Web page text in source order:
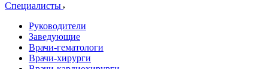
Специалисты
Руководители
Заведующие
Врачи-гематологи
Врачи-хирурги